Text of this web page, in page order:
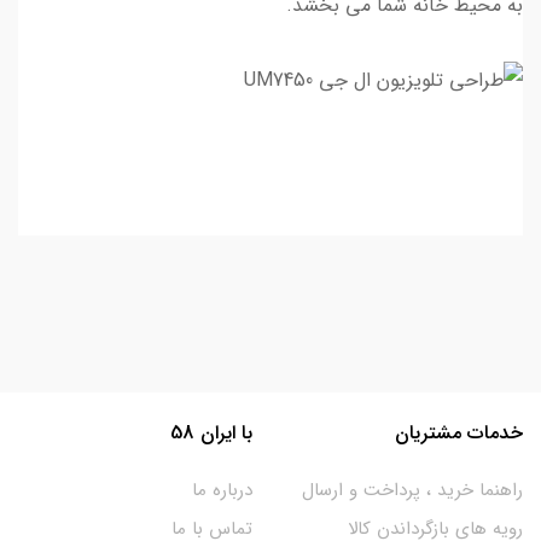
خدمات مشتریان
راهنما خرید ، پرداخت و ارسال
رویه های بازگرداندن کالا
با ایران 58
درباره ما
تماس با ما